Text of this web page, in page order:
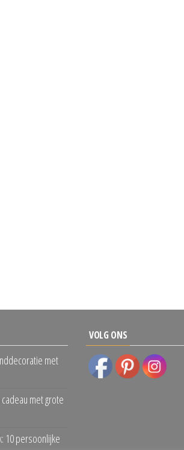
met
met grote
10 persoonlijke
VOLG ONS